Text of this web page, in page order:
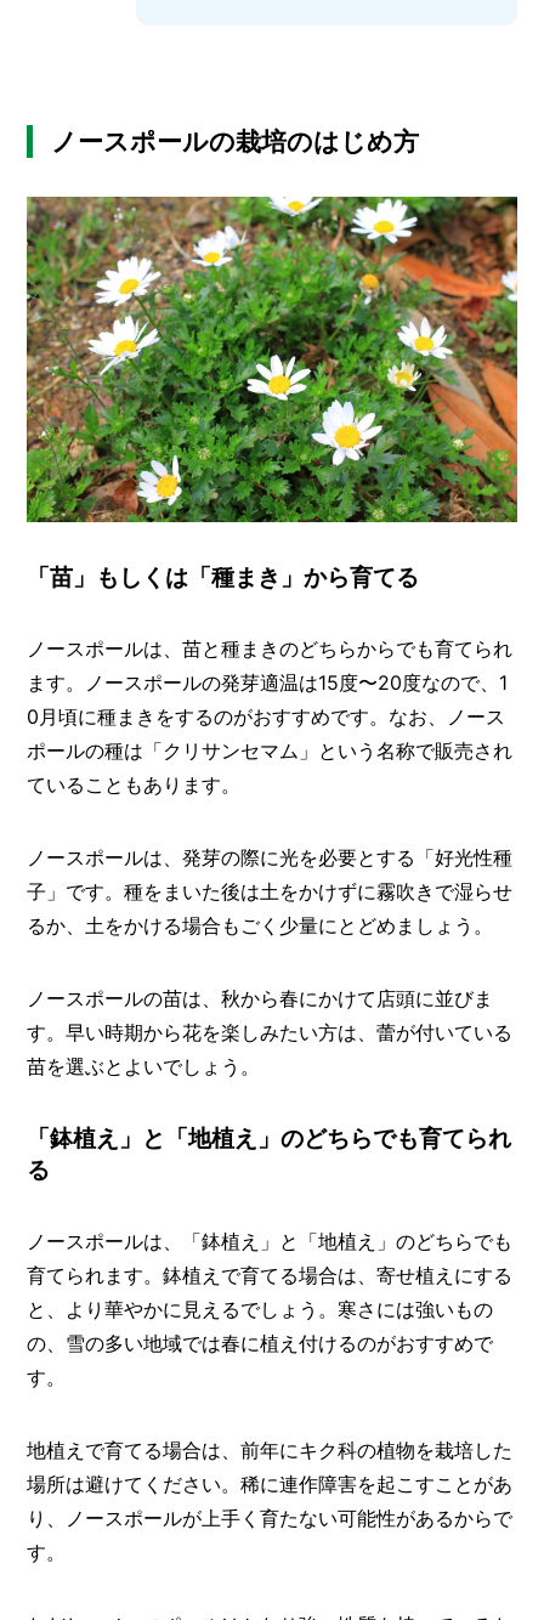
ノースポールの栽培のはじめ方
「苗」もしくは「種まき」から育てる
ノースポールは、苗と種まきのどちらからでも育てられ
ます。ノースポールの発芽適温は15度〜20度なので、1
0月頃に種まきをするのがおすすめです。なお、ノース
ポールの種は「クリサンセマム」という名称で販売され
ていることもあります。
ノースポールは、発芽の際に光を必要とする「好光性種
子」です。種をまいた後は土をかけずに霧吹きで湿らせ
るか、土をかける場合もごく少量にとどめましょう。
ノースポールの苗は、秋から春にかけて店頭に並びま
す。早い時期から花を楽しみたい方は、蕾が付いている
苗を選ぶとよいでしょう。
「鉢植え」と「地植え」のどちらでも育てられ
る
ノースポールは、「鉢植え」と「地植え」のどちらでも
育てられます。鉢植えで育てる場合は、寄せ植えにする
と、より華やかに見えるでしょう。寒さには強いもの
の、雪の多い地域では春に植え付けるのがおすすめで
す。
地植えで育てる場合は、前年にキク科の植物を栽培した
場所は避けてください。稀に連作障害を起こすことがあ
り、ノースポールが上手く育たない可能性があるからで
す。